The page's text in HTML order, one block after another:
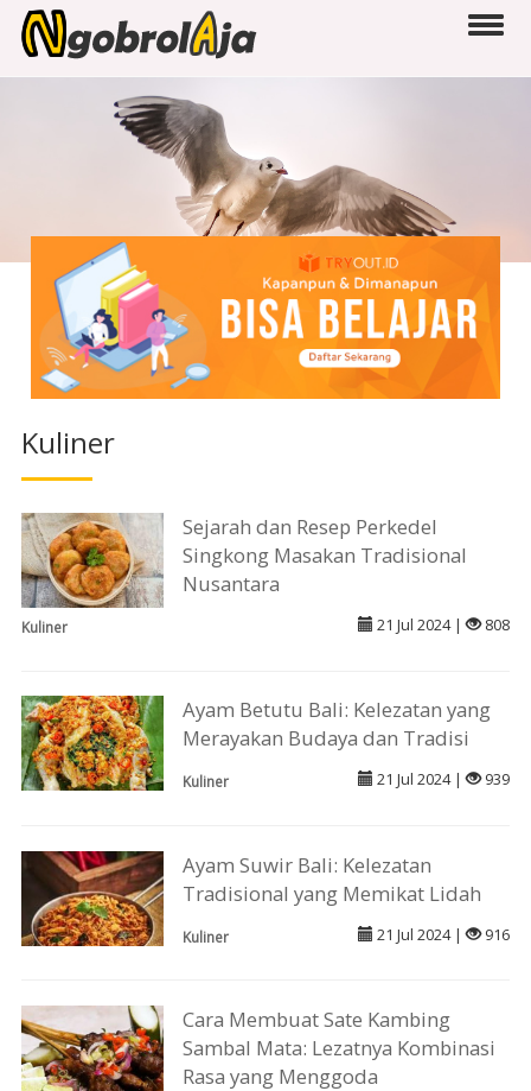
Kuliner
Sejarah dan Resep Perkedel
Singkong Masakan Tradisional
Nusantara
Kuliner 21 Jul 2024 | 808
Ayam Betutu Bali: Kelezatan yang
Merayakan Budaya dan Tradisi
Kuliner 21 Jul 2024 | 939
Ayam Suwir Bali: Kelezatan
Tradisional yang Memikat Lidah
Kuliner 21 Jul 2024 | 916
Cara Membuat Sate Kambing
Sambal Mata: Lezatnya Kombinasi
Rasa yang Menggoda